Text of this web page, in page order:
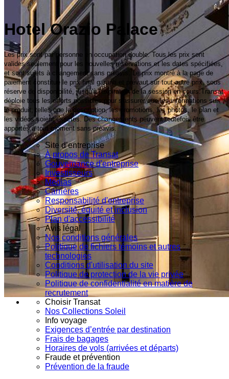
Hotel Orazio Palace
Les prix sont par personne en occupation double. Tous les prix sont
valides seulement pour les nouvelles réservations et les dates spécifiées,
et sont sujets à changement sans préavis. Le prix montré à la page de
paiement constitue le prix final garanti et prévaut sur tout autre prix, sous
réserve de disponibilité, jusqu'à l'expiration de la session en cours.Transat
déploie tous les efforts possibles pour s'assurer que les informations sur
le produit, telles que la description, les promotions, les photos, le plan et
les vidéos soient exactes. Des changements peuvent toutefois être
apportés à tout moment sans préavis.
Site d’entreprise
À propos de Transat
Gouvernance d'entreprise
Investisseurs
Médias
Carrières
Responsabilité d'entreprise
Diversité, équité et inclusion
Plan d'accessibilité
Avis légal
Nos conditions générales
Politique de fichiers témoins et autres
technologies
Conditions d'utilisation du site
Politique de protection de la vie privée
Politique de confidentialité en matière de
recrutement
Choisir Transat
Nos Collections Soleil
Info voyage
Exigences d’entrée par destination
Frais de bagages
Horaires de vols (arrivées et départs)
Fraude et prévention
Prévention de la fraude